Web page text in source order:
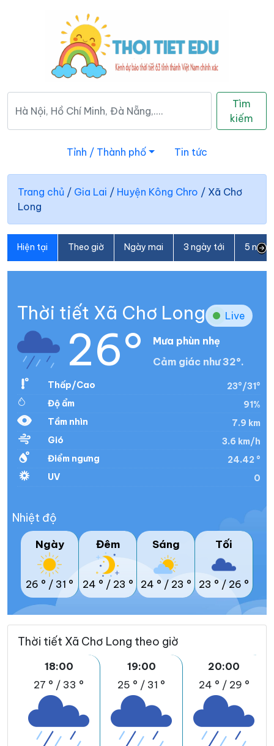
Tìm
kiếm
Tỉnh / Thành phố Tin tức
Trang chủ / Gia Lai / Huyện Kông Chro / Xã Chơ
Long
Hiện tại Theo giờ Ngày mai 3 ngày tới 5
Thời tiết Xã Chơ Long Live
26°
Mưa phùn nhẹ
Cảm giác như 32°.
Thấp/Cao
23°/31°
Độ ẩm
91%
Tầm nhìn
7.9 km
Gió
3.6 km/h
Điểm ngưng
24.42 °
UV
0
Nhiệt độ
Ngày
26 ° / 31 °
Đêm
24 ° / 23 °
Sáng
24 ° / 23 °
Tối
23 ° / 26 °
Thời tiết Xã Chơ Long theo giờ
18:00
27 ° / 33 °
19:00
25 ° / 31 °
20:00
24 ° / 29 °